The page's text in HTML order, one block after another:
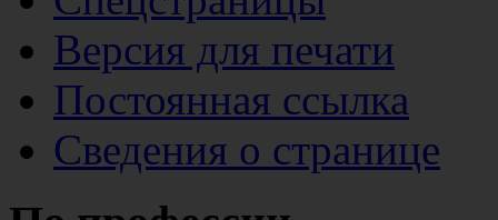
Версия для печати
Постоянная ссылка
Сведения о странице